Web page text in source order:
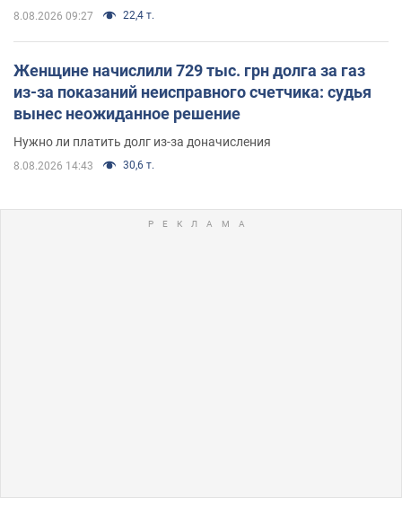
8.08.2026 09:27 22,4 т.
Женщине начислили 729 тыс. грн долга за газ
из-за показаний неисправного счетчика: судья
вынес неожиданное решение
Нужно ли платить долг из-за доначисления
8.08.2026 14:43 30,6 т.